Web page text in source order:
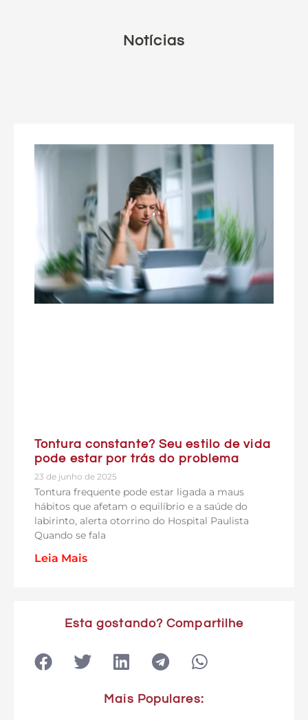
Notícias
Tontura constante? Seu estilo de vida
pode estar por trás do problema
23 de junho de 2025
Tontura frequente pode estar ligada a maus
hábitos que afetam o equilíbrio e a saúde do
labirinto, alerta otorrino do Hospital Paulista
Quando se fala
Leia Mais
Esta gostando? Compartilhe
Mais Populares: